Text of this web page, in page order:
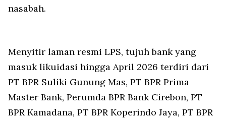
nasabah.
Menyitir laman resmi LPS, tujuh bank yang
masuk likuidasi hingga April 2026 terdiri dari
PT BPR Suliki Gunung Mas, PT BPR Prima
Master Bank, Perumda BPR Bank Cirebon, PT
BPR Kamadana, PT BPR Koperindo Jaya, PT BPR